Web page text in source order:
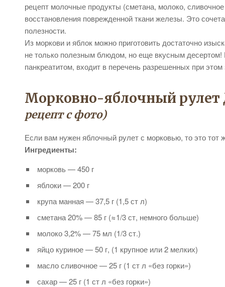
рецепт молочные продукты (сметана, молоко,
восстановления поврежденной ткани железы. Это
полезности.
Из моркови и яблок можно приготовить достаточно
не только полезным блюдом, но еще вкусным
панкреатитом, входит в перечень разрешенных при
Морковно-яблочный рулет
рецепт с фото)
Если вам нужен яблочный рулет с морковью, то это тот
Ингредиенты:
морковь — 450 г
яблоки — 200 г
крупа манная — 37,5 г (1,5 ст л)
сметана 20% — 85 г (≈1/3 ст, немного больше)
молоко 3,2% — 75 мл (1/3 ст.)
яйцо куриное — 50 г, (1 крупное или 2 мелких)
масло сливочное — 25 г (1 ст л «без горки»)
сахар — 25 г (1 ст л «без горки»)